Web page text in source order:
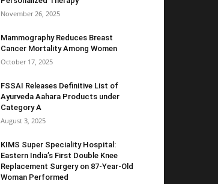
November 26, 2025
Mammography Reduces Breast
Cancer Mortality Among Women
October 17, 2025
FSSAI Releases Definitive List of
Ayurveda Aahara Products under
Category A
August 3, 2025
KIMS Super Speciality Hospital:
Eastern India’s First Double Knee
Replacement Surgery on 87-Year-Old
Woman Performed